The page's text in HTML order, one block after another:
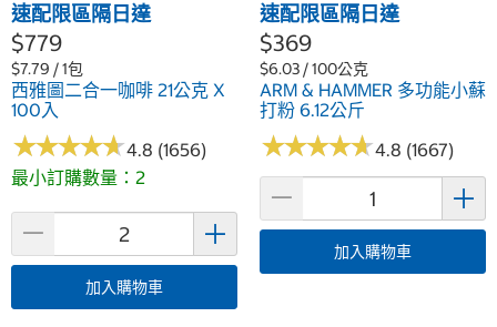
速配限區隔日達
$779
$7.79 / 1包
西雅圖二合一咖啡 21公克 X
100入
★★★★★
★★★★★4.8 (1656)
最小訂購數量：2
加入購物車
速配限區隔日達
$369
$6.03 / 100公克
ARM & HAMMER 多功能小蘇
打粉 6.12公斤
★★★★★
★★★★★4.8 (1667)
加入購物車